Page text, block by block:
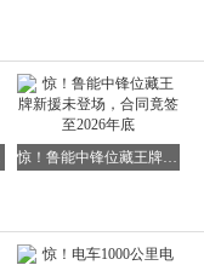
补救，效果也微乎
议改写，也不会被
从来只听从光温水
这一情况直接触发
惊！鲁能中锋位藏王牌新援未登场，合同竟签至2026年底